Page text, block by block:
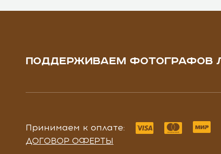
ПОДДЕРЖИВАЕМ ФОТОГРАФОВ
Принимаем к оплате:
ДОГОВОР ОФЕРТЫ